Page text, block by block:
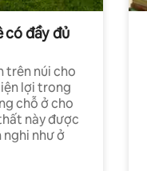
có đầy đủ
trên núi cho
lợi trong
chỗ ở cho
này được
như ở